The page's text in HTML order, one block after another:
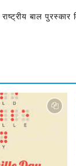
राष्ट्रीय बाल